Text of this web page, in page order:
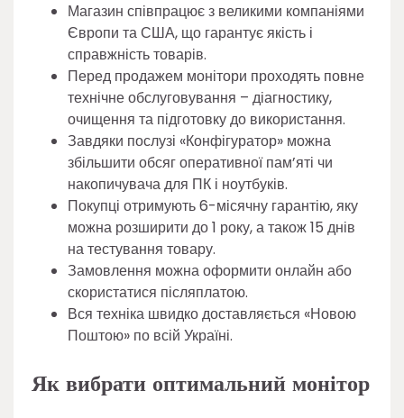
Магазин співпрацює з великими компаніями
Європи та США, що гарантує якість і
справжність товарів.
Перед продажем монітори проходять повне
технічне обслуговування – діагностику,
очищення та підготовку до використання.
Завдяки послузі «Конфігуратор» можна
збільшити обсяг оперативної пам’яті чи
накопичувача для ПК і ноутбуків.
Покупці отримують 6-місячну гарантію, яку
можна розширити до 1 року, а також 15 днів
на тестування товару.
Замовлення можна оформити онлайн або
скористатися післяплатою.
Вся техніка швидко доставляється «Новою
Поштою» по всій Україні.
Як вибрати оптимальний монітор